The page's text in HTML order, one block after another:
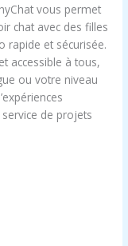
vous permet
chat avec des filles
rapide et sécurisée.
accessible à tous,
ou votre niveau
de projets